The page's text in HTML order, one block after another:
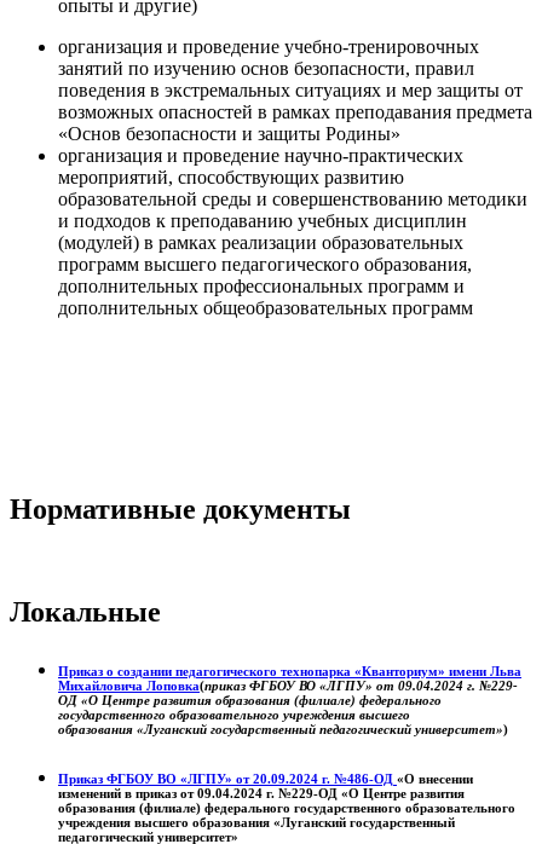
опыты и другие)
организация и проведение учебно-тренировочных
занятий по изучению основ безопасности, правил
поведения в экстремальных ситуациях и мер защиты от
возможных опасностей в рамках преподавания предмета
«Основ безопасности и защиты Родины»
организация и проведение научно-практических
мероприятий, способствующих развитию
образовательной среды и совершенствованию методики
и подходов к преподаванию учебных дисциплин
(модулей) в рамках реализации образовательных
программ высшего педагогического образования,
дополнительных профессиональных программ и
дополнительных общеобразовательных программ
Нормативные документы
Локальные
Приказ о создании педагогического технопарка «Кванториум» имени Льва
Михайловича Лоповка(приказ ФГБОУ ВО «ЛГПУ» от 09.04.2024 г. №229-
ОД «О Центре развития образования (филиале) федерального
государственного образовательного учреждения высшего
образования «Луганский государственный педагогический университет»)
Приказ ФГБОУ ВО «ЛГПУ» от 20.09.2024 г. №486-ОД «О внесении
изменений в приказ от 09.04.2024 г. №229-ОД «О Центре развития
образования (филиале) федерального государственного образовательного
учреждения высшего образования «Луганский государственный
педагогический университет»